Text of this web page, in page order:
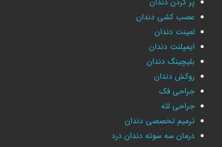
عصب کشی دندان
لمینت دندان
ایمپلنت دندان
بلیچینگ دندان
روکش دندان
جراحی فک
جراحی لثه
ترمیم تخصصی دندان
درمان سه سوته دندان درد